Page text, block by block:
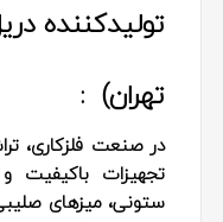
تولیدکننده
تهران) :
در صنعت فلزکاری،
تجهیزات باکیفیت و
ستونی، میزهای